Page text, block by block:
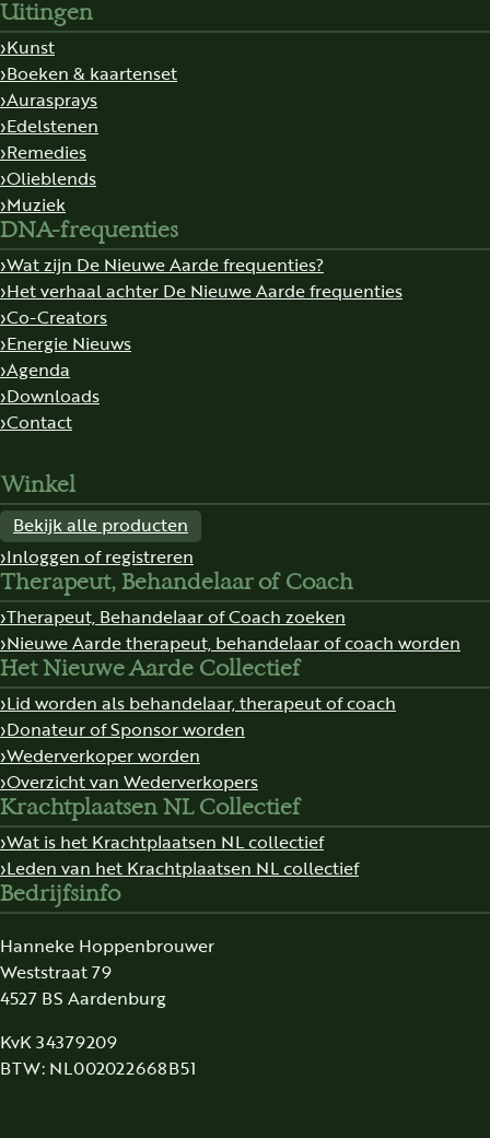
Uitingen
Kunst
Boeken & kaartenset
Aurasprays
Edelstenen
Remedies
Olieblends
Muziek
DNA-frequenties
Wat zijn De Nieuwe Aarde frequenties?
Het verhaal achter De Nieuwe Aarde frequenties
Co-Creators
Energie Nieuws
Agenda
Downloads
Contact
Winkel
Bekijk alle producten
Inloggen of registreren
Therapeut, Behandelaar of Coach
Therapeut, Behandelaar of Coach zoeken
Nieuwe Aarde therapeut, behandelaar of coach worden
Het Nieuwe Aarde Collectief
Lid worden als behandelaar, therapeut of coach
Donateur of Sponsor worden
Wederverkoper worden
Overzicht van Wederverkopers
Krachtplaatsen NL Collectief
Wat is het Krachtplaatsen NL collectief
Leden van het Krachtplaatsen NL collectief
Bedrijfsinfo
Hanneke Hoppenbrouwer
Weststraat 79
4527 BS Aardenburg
KvK 34379209
BTW: NL002022668B51